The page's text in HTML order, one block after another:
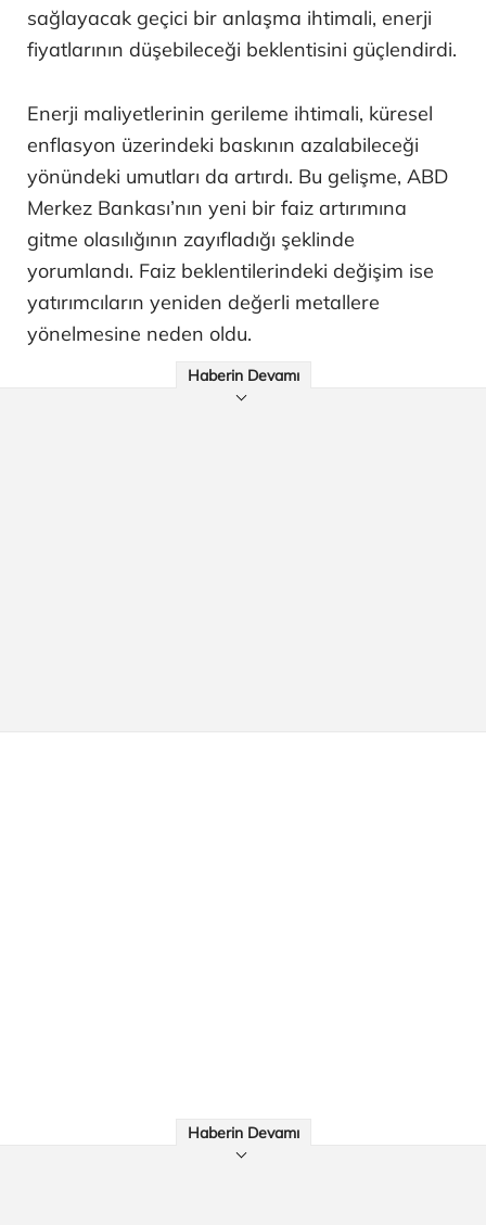
sağlayacak geçici bir anlaşma ihtimali, enerji
fiyatlarının düşebileceği beklentisini güçlendirdi.
Enerji maliyetlerinin gerileme ihtimali, küresel
enflasyon üzerindeki baskının azalabileceği
yönündeki umutları da artırdı. Bu gelişme, ABD
Merkez Bankası’nın yeni bir faiz artırımına
gitme olasılığının zayıfladığı şeklinde
yorumlandı. Faiz beklentilerindeki değişim ise
yatırımcıların yeniden değerli metallere
yönelmesine neden oldu.
Haberin Devamı
Haberin Devamı